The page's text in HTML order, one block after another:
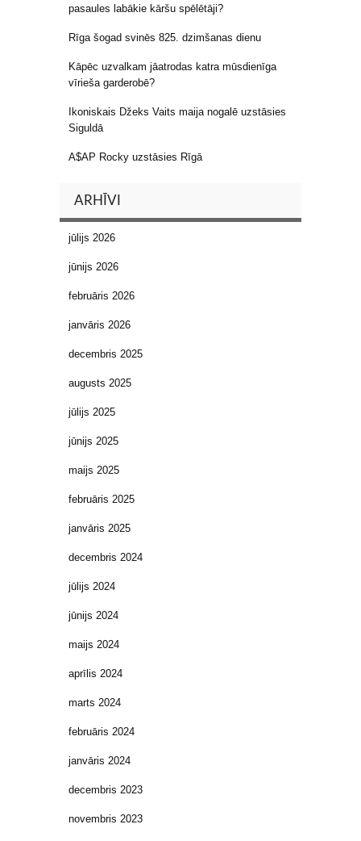
pasaules labākie kāršu spēlētāji?
Rīga šogad svinēs 825. dzimšanas dienu
Kāpēc uzvalkam jāatrodas katra mūsdienīga
vīrieša garderobē?
Ikoniskais Džeks Vaits maija nogalē uzstāsies
Siguldā
A$AP Rocky uzstāsies Rīgā
ARHĪVI
jūlijs 2026
jūnijs 2026
februāris 2026
janvāris 2026
decembris 2025
augusts 2025
jūlijs 2025
jūnijs 2025
maijs 2025
februāris 2025
janvāris 2025
decembris 2024
jūlijs 2024
jūnijs 2024
maijs 2024
aprīlis 2024
marts 2024
februāris 2024
janvāris 2024
decembris 2023
novembris 2023